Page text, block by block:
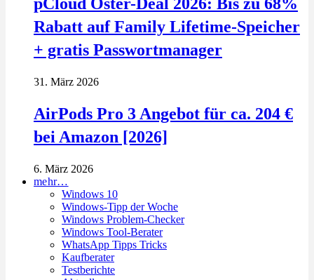
pCloud Oster-Deal 2026: Bis zu 68%
Rabatt auf Family Lifetime-Speicher
+ gratis Passwortmanager
31. März 2026
AirPods Pro 3 Angebot für ca. 204 €
bei Amazon [2026]
6. März 2026
mehr…
Windows 10
Windows-Tipp der Woche
Windows Problem-Checker
Windows Tool-Berater
WhatsApp Tipps Tricks
Kaufberater
Testberichte